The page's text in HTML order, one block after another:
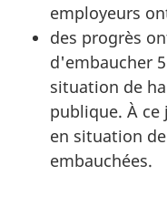
employeurs
des progrès
d'embaucher
situation de
publique. À ce
en situation
embauchées.